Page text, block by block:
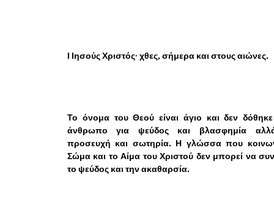
Ι Ιησούς Χριστός· χθες, σήμερα και στους αιώνες.
Το όνομα του Θεού είναι άγιο και δεν
άνθρωπο για ψεύδος και βλασφημία
προσευχή και σωτηρία. Η γλώσσα που
Σώμα και το Αίμα του Χριστού δεν μπορεί να
το ψεύδος και την ακαθαρσία.